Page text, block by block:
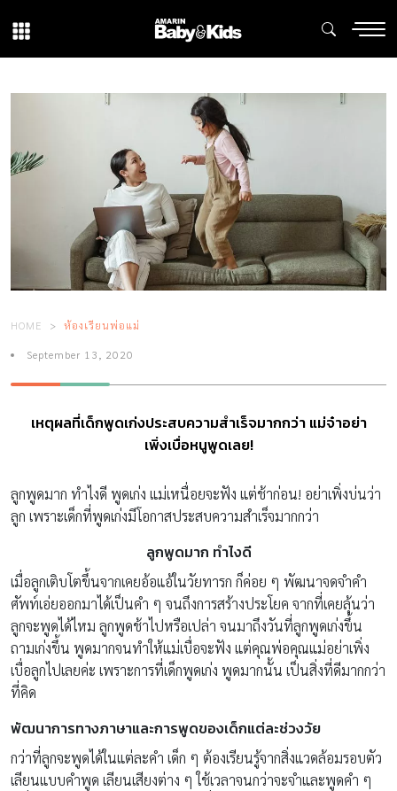
HOME ห้องเรียนพ่อแม่
September 13, 2020
เหตุผลที่เด็กพูดเก่งประสบความสำเร็จมากกว่า แม่จ๋าอย่า
เพิ่งเบื่อหนูพูดเลย!
ลูกพูดมาก ทําไงดี พูดเก่ง แม่เหนื่อยจะฟัง แต่ช้าก่อน! อย่าเพิ่งบ่นว่า
ลูก เพราะเด็กที่พูดเก่งมีโอกาสประสบความสำเร็จมากกว่า
ลูกพูดมาก ทําไงดี
เมื่อลูกเติบโตขึ้นจากเคยอ้อแอ้ในวัยทารก ก็ค่อย ๆ พัฒนาจดจำคำ
ศัพท์เอ่ยออกมาได้เป็นคำ ๆ จนถึงการสร้างประโยค จากที่เคยลุ้นว่า
ลูกจะพูดได้ไหม ลูกพูดช้าไปหรือเปล่า จนมาถึงวันที่ลูกพูดเก่งขึ้น
ถามเก่งขึ้น พูดมากจนทำให้แม่เบื่อจะฟัง แต่คุณพ่อคุณแม่อย่าเพิ่ง
เบื่อลูกไปเลยค่ะ เพราะการที่เด็กพูดเก่ง พูดมากนั้น เป็นสิ่งที่ดีมากกว่า
ที่คิด
พัฒนาการทางภาษาและการพูดของเด็กแต่ละช่วงวัย
กว่าที่ลูกจะพูดได้ในแต่ละคำ เด็ก ๆ ต้องเรียนรู้จากสิ่งแวดล้อมรอบตัว
เลียนแบบคำพูด เลียนเสียงต่าง ๆ ใช้เวลาจนกว่าจะจำและพูดคำ ๆ